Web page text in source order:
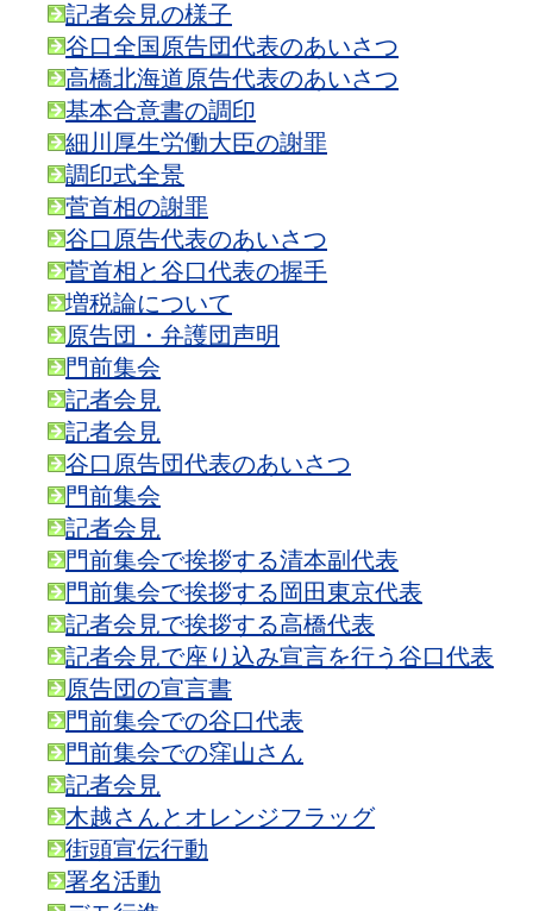
記者会見の様子
谷口全国原告団代表のあいさつ
高橋北海道原告代表のあいさつ
基本合意書の調印
細川厚生労働大臣の謝罪
調印式全景
菅首相の謝罪
谷口原告代表のあいさつ
菅首相と谷口代表の握手
増税論について
原告団・弁護団声明
門前集会
記者会見
記者会見
谷口原告団代表のあいさつ
門前集会
記者会見
門前集会で挨拶する清本副代表
門前集会で挨拶する岡田東京代表
記者会見で挨拶する高橋代表
記者会見で座り込み宣言を行う谷口代表
原告団の宣言書
門前集会での谷口代表
門前集会での窪山さん
記者会見
木越さんとオレンジフラッグ
街頭宣伝行動
署名活動